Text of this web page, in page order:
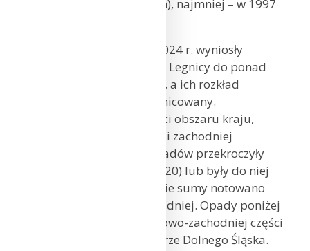
r. (ze średnią sumą 85,6 mm), najmniej – w 1997
Sumy opadów w styczniu 2024 r. wyniosły
od poniżej 20 mm w okolicy Legnicy do ponad
80 mm w Lęborku i w Ustce, a ich rozkład
przestrzenny był silnie zróżnicowany.
Na zdecydowanej większości obszaru kraju,
z wyjątkiem Dolnego Śląska i zachodniej
Wielkopolski, wysokości opadów przekroczyły
normę wieloletnią (1991-2020) lub były do niej
zbliżone. Szczególnie wysokie sumy notowano
w Polsce południowo-wschodniej. Opady poniżej
normy wystąpiły w południowo-zachodniej części
Wielkopolski oraz na obszarze Dolnego Śląska.